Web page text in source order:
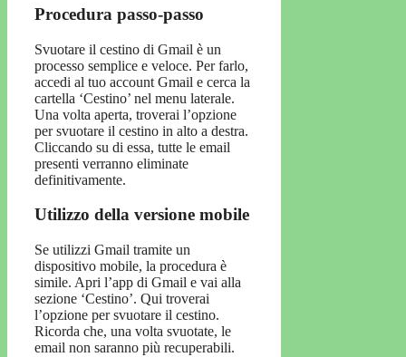
Procedura passo-passo
Svuotare il cestino di Gmail è un
processo semplice e veloce. Per farlo,
accedi al tuo account Gmail e cerca la
cartella ‘Cestino’ nel menu laterale.
Una volta aperta, troverai l’opzione
per svuotare il cestino in alto a destra.
Cliccando su di essa, tutte le email
presenti verranno eliminate
definitivamente.
Utilizzo della versione mobile
Se utilizzi Gmail tramite un
dispositivo mobile, la procedura è
simile. Apri l’app di Gmail e vai alla
sezione ‘Cestino’. Qui troverai
l’opzione per svuotare il cestino.
Ricorda che, una volta svuotate, le
email non saranno più recuperabili.